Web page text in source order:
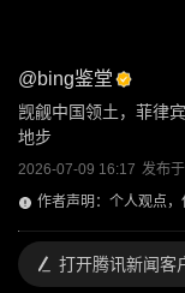
@bing鉴堂
觊觎中国领土，菲律
地步
2026-07-09 16:17 发布于
作者声明：个人观点，
打开腾讯新闻客